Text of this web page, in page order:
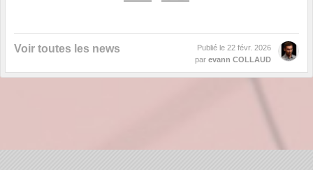
Voir toutes les news Publié le 22 févr. 2026
par evann COLLAUD